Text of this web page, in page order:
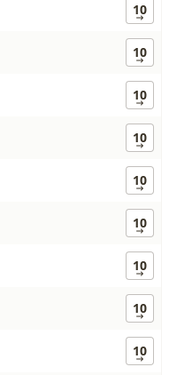
10
10
10
10
10
10
10
10
10